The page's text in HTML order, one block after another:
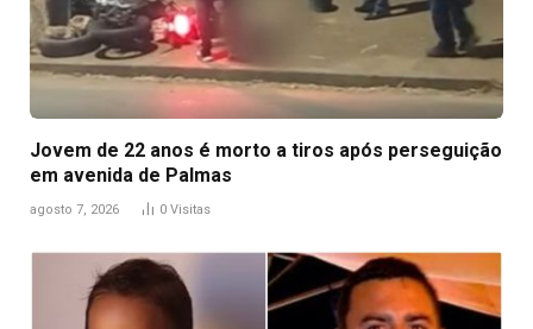
Jovem de 22 anos é morto a tiros após perseguição
em avenida de Palmas
agosto 7, 2026 0 Visitas